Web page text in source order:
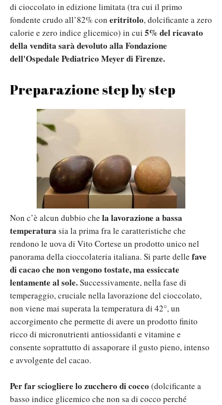
di cioccolato in edizione limitata (tra cui il primo
fondente crudo all’82% con eritritolo, dolcificante a zero
calorie e zero indice glicemico) in cui 5% delricavato
della vendita sarà devoluto alla Fondazione
dell'Ospedale Pediatrico Meyer di Firenze.
Preparazione step by step
Non c’è alcun dubbio che la lavorazione a bassa
temperatura sia la prima fra le caratteristiche che
rendono le uova di Vito Cortese un prodotto unico nel
panorama della cioccolateria italiana. Si parte delle fave
di cacao che non vengono tostate, ma essiccate
lentamente al sole.Successivamente, nella fase di
temperaggio, cruciale nella lavorazione del cioccolato,
non viene mai superata la temperatura di 42°, un
accorgimento che permette di avere un prodotto finito
ricco di micronutrienti antiossidanti e vitamine e
consente soprattutto di assaporare il gusto pieno, intenso
e avvolgente del cacao.
Per far sciogliere lo zucchero di cocco (dolcificante a
basso indice glicemico che non sa di cocco perché